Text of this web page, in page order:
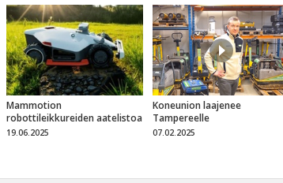
Mammotion
robottileikkureiden aatelistoa
19.06.2025
Koneunion laajenee
Tampereelle
07.02.2025